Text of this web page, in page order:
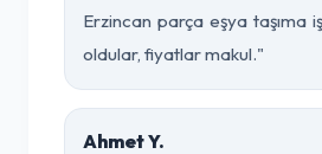
Erzincan parça eşya taşıma
oldular, fiyatlar makul."
Ahmet Y.